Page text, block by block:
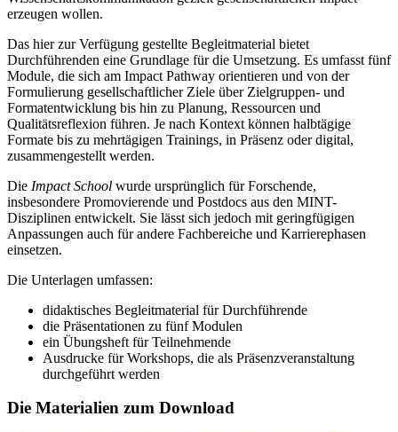
erzeugen wollen.
Das hier zur Verfügung gestellte Begleitmaterial bietet
Durchführenden eine Grundlage für die Umsetzung. Es umfasst fünf
Module, die sich am Impact Pathway orientieren und von der
Formulierung gesellschaftlicher Ziele über Zielgruppen- und
Formatentwicklung bis hin zu Planung, Ressourcen und
Qualitätsreflexion führen. Je nach Kontext können halbtägige
Formate bis zu mehrtägigen Trainings, in Präsenz oder digital,
zusammengestellt werden.
Die Impact School wurde ursprünglich für Forschende,
insbesondere Promovierende und Postdocs aus den MINT-
Disziplinen entwickelt. Sie lässt sich jedoch mit geringfügigen
Anpassungen auch für andere Fachbereiche und Karrierephasen
einsetzen.
Die Unterlagen umfassen:
didaktisches Begleitmaterial für Durchführende
die Präsentationen zu fünf Modulen
ein Übungsheft für Teilnehmende
Ausdrucke für Workshops, die als Präsenzveranstaltung
durchgeführt werden
Die Materialien zum Download